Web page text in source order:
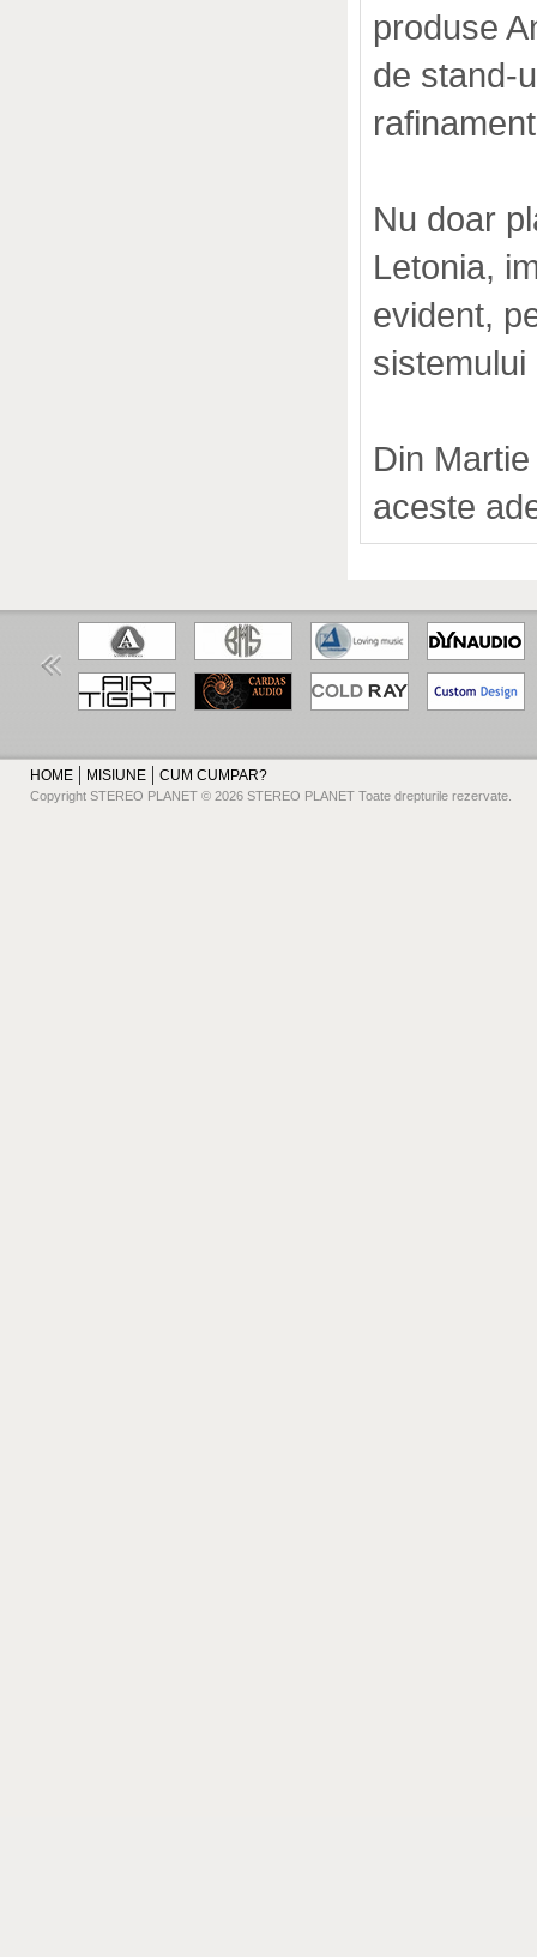
produse
de stand-
Nu doar
Letonia,
evident,
Din
aceste
HOME MISIUNE CUM CUMPAR?
Copyright STEREO PLANET © 2026 STEREO PLANET Toate drepturile rezervate.